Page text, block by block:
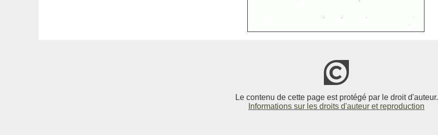
Le contenu de cette page est protégé par le droit d'auteur.
Informations sur les droits d'auteur et reproduction